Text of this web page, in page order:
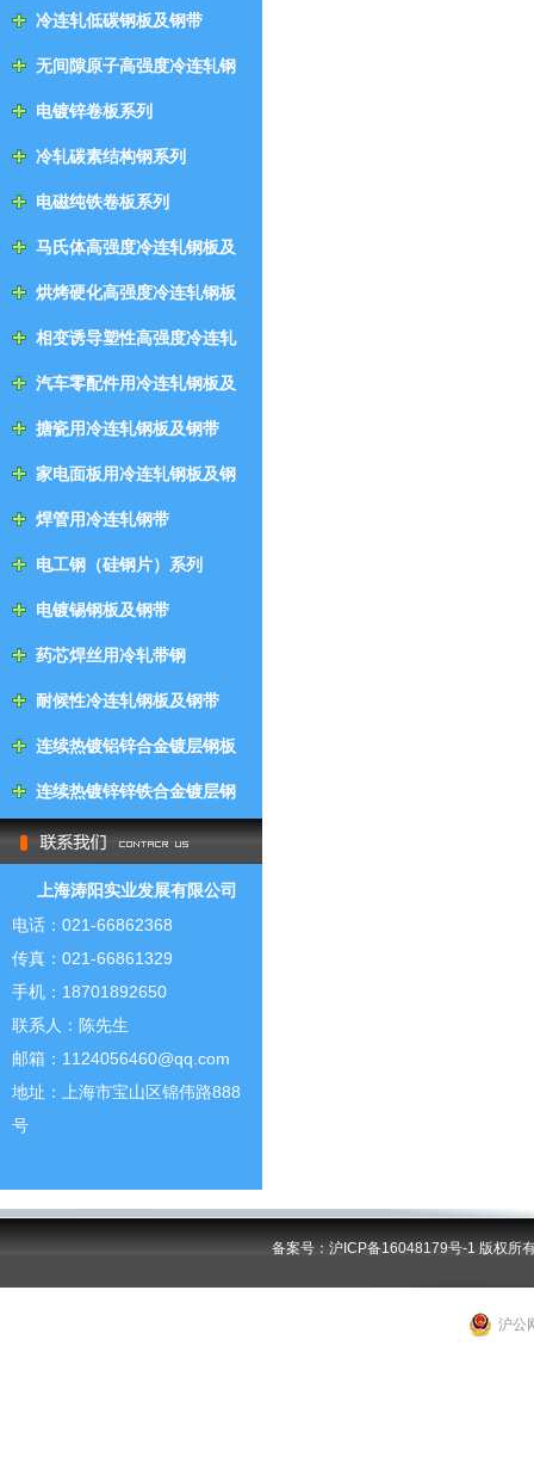
带
冷连轧低碳钢板及钢带
无间隙原子高强度冷连轧钢
板及钢带
电镀锌卷板系列
冷轧碳素结构钢系列
电磁纯铁卷板系列
马氏体高强度冷连轧钢板及
钢带烘烤硬化高强度冷连轧钢板
及钢带
相变诱导塑性高强度冷连轧
钢板及钢带
汽车零配件用冷连轧钢板及
钢带搪瓷用冷连轧钢板及钢带
家电面板用冷连轧钢板及钢
带
焊管用冷连轧钢带
电工钢（硅钢片）系列
电镀锡钢板及钢带
药芯焊丝用冷轧带钢
耐候性冷连轧钢板及钢带
连续热镀铝锌合金镀层钢板
及钢带
连续热镀锌锌铁合金镀层钢
板及钢带
上海涛阳实业发展有限公司
电话：021-66862368
传真：021-66861329
手机：18701892650
联系人：陈先生
邮箱：1124056460@qq.com
地址：上海市宝山区锦伟路888
号
备案号：沪ICP备16048179号-1 版权所
沪公